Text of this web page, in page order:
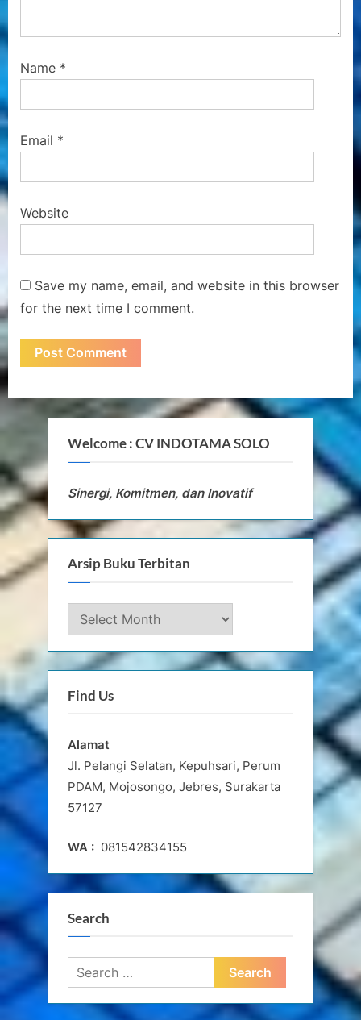
Name *
Email *
Website
Save my name, email, and website in this browser
for the next time I comment.
Welcome : CV INDOTAMA SOLO
Sinergi, Komitmen, dan Inovatif
Arsip Buku Terbitan
Arsip
Buku
Terbitan
Find Us
Alamat
Jl. Pelangi Selatan, Kepuhsari, Perum
PDAM, Mojosongo, Jebres, Surakarta
57127
WA : 081542834155
Search
Search
for: